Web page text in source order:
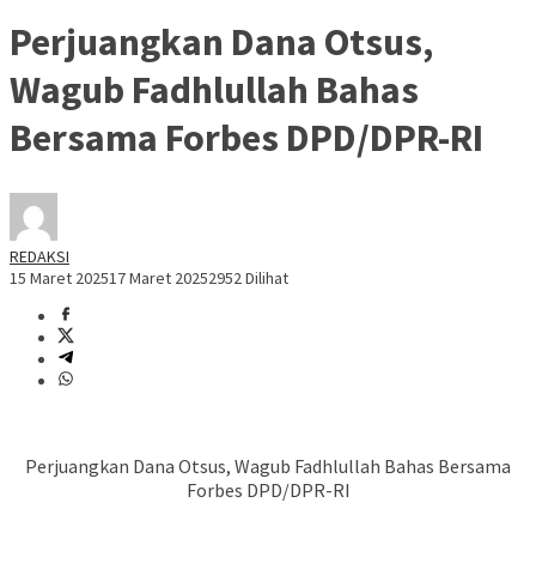
Perjuangkan Dana Otsus,
Wagub Fadhlullah Bahas
Bersama Forbes DPD/DPR-RI
REDAKSI
15 Maret 202517 Maret 20252952 Dilihat
Perjuangkan Dana Otsus, Wagub Fadhlullah Bahas Bersama
Forbes DPD/DPR-RI